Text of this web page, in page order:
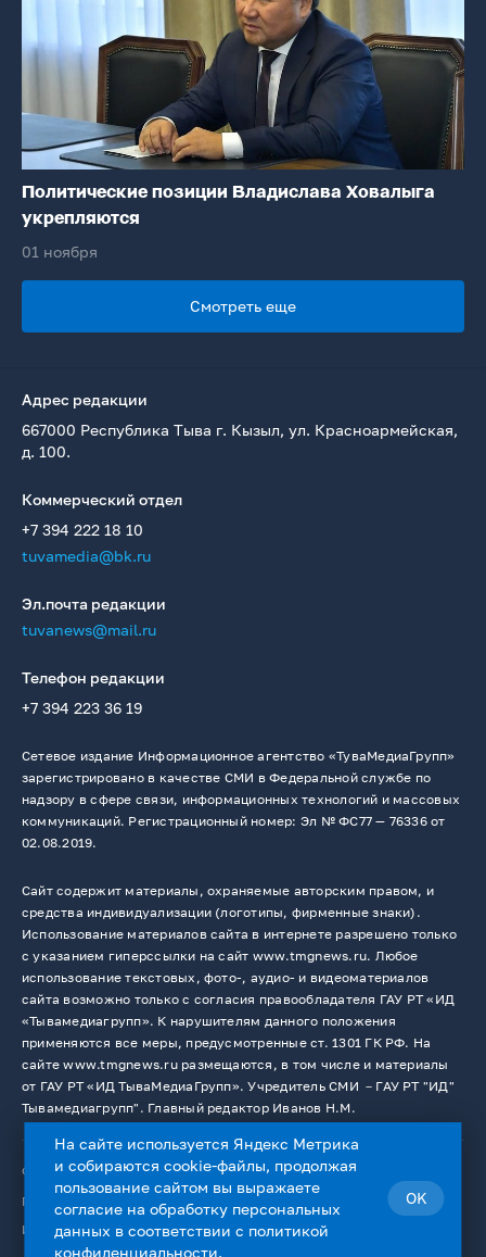
Политические позиции Владислава Ховалыга
укрепляются
01 ноября
Смотреть еще
Адрес редакции
667000 Республика Тыва г. Кызыл, ул. Красноармейская,
д. 100.
Коммерческий отдел
+7 394 222 18 10
tuvamedia@bk.ru
Эл.почта редакции
tuvanews@mail.ru
Телефон редакции
+7 394 223 36 19
Сетевое издание Информационное агентство «ТуваМедиаГрупп»
зарегистрировано в качестве СМИ в Федеральной службе по
надзору в сфере связи, информационных технологий и массовых
коммуникаций. Регистрационный номер: Эл № ФС77 — 76336 от
02.08.2019.
Сайт содержит материалы, охраняемые авторским правом, и
средства индивидуализации (логотипы, фирменные знаки).
Использование материалов сайта в интернете разрешено только
с указанием гиперссылки на сайт www.tmgnews.ru. Любое
использование текстовых, фото-, аудио- и видеоматериалов
сайта возможно только с согласия правообладателя ГАУ РТ «ИД
«Тывамедиагрупп». К нарушителям данного положения
применяются все меры, предусмотренные ст. 1301 ГК РФ. На
сайте www.tmgnews.ru размещаются, в том числе и материалы
от ГАУ РТ «ИД ТываМедиаГрупп». Учредитель СМИ －ГАУ РТ "ИД"
Тывамедиагрупп". Главный редактор Иванов Н.М.
© 2026. Все права защищены.
12+
Пользовательское соглашение
Использование cookie-файлов
На сайте используется Яндекс Метрика
и собираются cookie-файлы, продолжая
пользование сайтом вы выражаете
согласие наобработку персональных
данных в соответствии с политикой
конфиденциальности.
OK